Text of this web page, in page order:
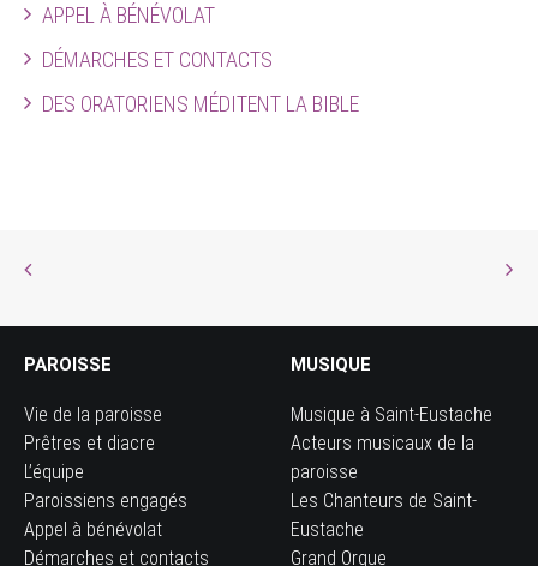
APPEL À BÉNÉVOLAT
DÉMARCHES ET CONTACTS
DES ORATORIENS MÉDITENT LA BIBLE
PAROISSE
Vie de la paroisse
Prêtres et diacre
L’équipe
Paroissiens engagés
Appel à bénévolat
Démarches et contacts
MUSIQUE
Musique à Saint-Eustache
Acteurs musicaux de la
paroisse
Les Chanteurs de Saint-
Eustache
Grand Orgue